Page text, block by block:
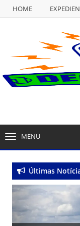
HOME
MENU
Últimas
Flamengo
Seleção Brasileira